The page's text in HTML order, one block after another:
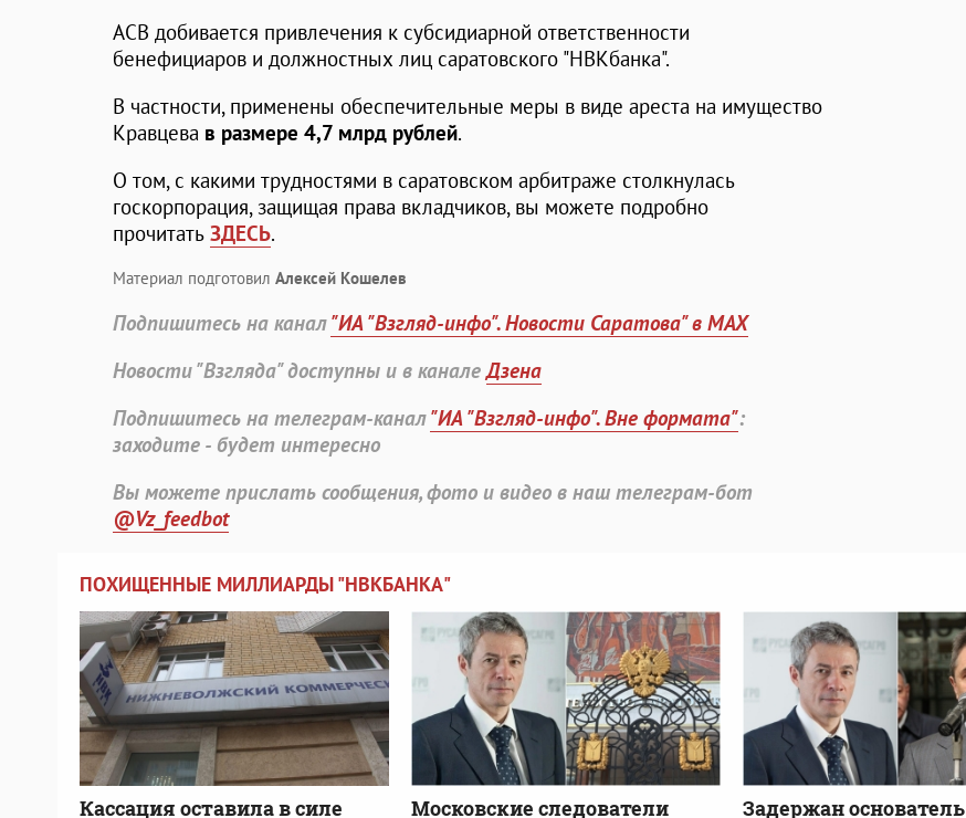
АСВ добивается привлечения к субсидиарной ответственности
бенефициаров и должностных лиц саратовского "НВКбанка".
В частности, применены обеспечительные меры в виде ареста на имущество
Кравцева в размере 4,7 млрд рублей.
О том, с какими трудностями в саратовском арбитраже столкнулась
госкорпорация, защищая права вкладчиков, вы можете подробно
прочитать ЗДЕСЬ.
Материал подготовил Алексей Кошелев
Подпишитесь на канал"ИА "Взгляд-инфо". Новости Саратова" в MAX
Новости "Взгляда" доступны и в каналеДзена
Подпишитесь на телеграм-канал"ИА "Взгляд-инфо". Вне формата":
заходите - будет интересно
Вы можете прислать сообщения, фото и видео в наш телеграм-бот
@Vz_feedbot
ПОХИЩЕННЫЕ МИЛЛИАРДЫ "НВКБАНКА"
Кассация оставила в силе
Московские следователи
Задержан основатель